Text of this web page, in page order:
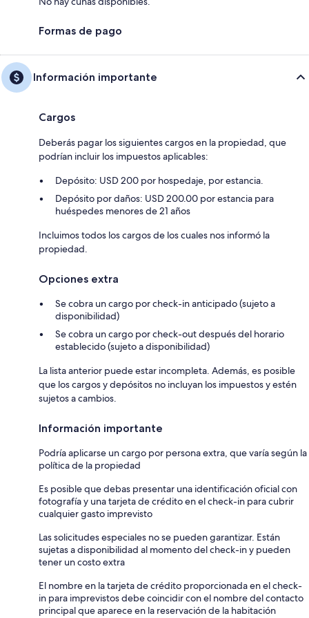
Formas de pago
Información importante
Cargos
Deberás pagar los siguientes cargos en la propiedad, que
podrían incluir los impuestos aplicables:
Depósito: USD 200 por hospedaje, por estancia.
Depósito por daños: USD 200.00 por estancia para
huéspedes menores de 21 años
Incluimos todos los cargos de los cuales nos informó la
propiedad.
Opciones extra
Se cobra un cargo por check-in anticipado (sujeto a
disponibilidad)
Se cobra un cargo por check-out después del horario
establecido (sujeto a disponibilidad)
La lista anterior puede estar incompleta. Además, es posible
que los cargos y depósitos no incluyan los impuestos y estén
sujetos a cambios.
Información importante
Podría aplicarse un cargo por persona extra, que varía según la
política de la propiedad
Es posible que debas presentar una identificación oficial con
fotografía y una tarjeta de crédito en el check-in para cubrir
cualquier gasto imprevisto
Las solicitudes especiales no se pueden garantizar. Están
sujetas a disponibilidad al momento del check-in y pueden
tener un costo extra
El nombre en la tarjeta de crédito proporcionada en el check-
in para imprevistos debe coincidir con el nombre del contacto
principal que aparece en la reservación de la habitación